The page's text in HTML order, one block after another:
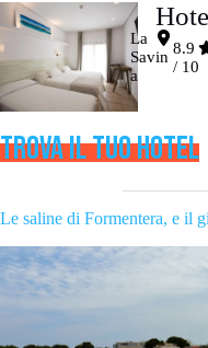
La
Savin
a
8.9
/ 10
TROVA IL TUO HOTEL
Le saline di Formentera, e il